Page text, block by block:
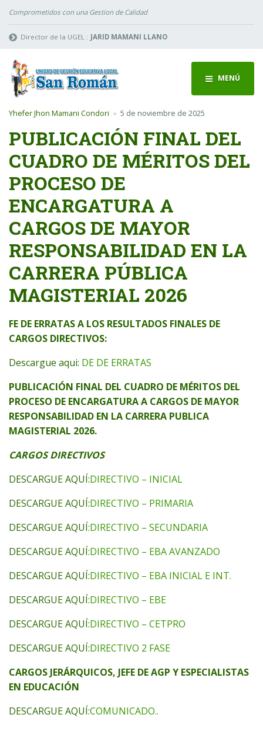
Comprometidos con una Gestion de Calidad
Director de la UGEL : JARID MAMANI LLANO
MENÚ
Yhefer Jhon Mamani Condori 5 de noviembre de 2025
PUBLICACIÓN FINAL DEL
CUADRO DE MÉRITOS DEL
PROCESO DE
ENCARGATURA A
CARGOS DE MAYOR
RESPONSABILIDAD EN LA
CARRERA PÚBLICA
MAGISTERIAL 2026
FE DE ERRATAS A LOS RESULTADOS FINALES DE
CARGOS DIRECTIVOS:
Descargue aqui: DE DE ERRATAS
PUBLICACIÓN FINAL DEL CUADRO DE MÉRITOS DEL
PROCESO DE ENCARGATURA A CARGOS DE MAYOR
RESPONSABILIDAD EN LA CARRERA PUBLICA
MAGISTERIAL 2026.
CARGOS DIRECTIVOS
DESCARGUE AQUÍ:DIRECTIVO – INICIAL
DESCARGUE AQUÍ:DIRECTIVO – PRIMARIA
DESCARGUE AQUÍ:DIRECTIVO – SECUNDARIA
DESCARGUE AQUÍ:DIRECTIVO – EBA AVANZADO
DESCARGUE AQUÍ:DIRECTIVO – EBA INICIAL E INT.
DESCARGUE AQUÍ:DIRECTIVO – EBE
DESCARGUE AQUÍ:DIRECTIVO – CETPRO
DESCARGUE AQUÍ:DIRECTIVO 2 FASE
CARGOS JERÁRQUICOS, JEFE DE AGP Y ESPECIALISTAS
EN EDUCACIÓN
DESCARGUE AQUÍ:COMUNICADO..